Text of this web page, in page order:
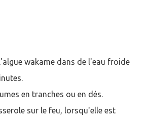
wakame dans de l'eau froide
en tranches ou en dés.
sur le feu, lorsqu'elle est